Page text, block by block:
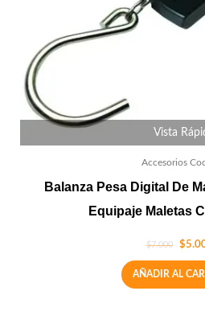
Vista
Accesorios
Balanza Pesa Digital De
Equipaje Maletas
$7.000 $
AÑADIR AL